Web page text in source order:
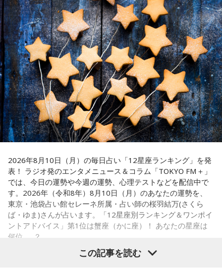
る』。そんな“静かな熱”を持って働いている人が多いです。こ
のサブメッセージには、そうした思いが込められていると思
っています」と語ります。
そして、最後に国家公務員の仕事について、「誰かの日常を
守ることでもあり、日本の未来に種をまく、非常にスケール
の大きなことでもあります。目立たなくても、時間がかかっ
ても、その先に“暮らし”がある。だからこそ、大きなやりがい
があります。『国のミライをつくる、唯一無二の挑戦があ
る』という言葉の意味を、今回のお話から少しでも感じてい
ただけたらうれしいです」と話していました。
番組のエンディングでは、杉浦と松井が今回学んだ「国家公
務員の魅力」について復習。2人が特に注目した点をピックア
ップして発表します。まず、杉浦は府省横断チームのブラン
ドメッセージでもある“国のミライをつくる、唯一無二の挑戦
がある”をスケッチブックに書きました。一方、松井はそのサ
ブメッセージ「6つの種」の1つである“主語は「日本」対象は
「国民」 日本まるごと、自分ごと”とスケッチブックに書きま
した。そして、改めて杉浦は「国家公務員の仕事について詳
しくしりたい方は、人事院のホームページ内にある、 国家公
務員ガイド
をご覧ください」と呼びかけました。
が）いると思う。
奥迫：なるほど！
江原：うん。もう、色んなところを物色して、（49歳）にも
なって何かチャラチャラと「俺様はモテるな～」なんて（勘
違いしているのでしょう）。アホな高校教師ですわ。社会性
がないのね、こういう人ってね。だけど、こんな男と結婚し
なくて良かったじゃない。
奥迫：良かったですよ！ もう、それを糧にして前を向いて。
江原：そうですよ。美しくそのまま去って、自分から捨てる
奥迫：カツ丼（笑）！ 良いですね！
江原：あんみつも付けちゃって。お酒を飲めるならビールも
カッとお腹に流し込んで、「ごちそうさん！」とか言って
ね、蕎麦屋さんで（笑）。それで良いと思う。
奥迫：良いですね。すっきりします！
江原：これ以上、こんな男と関わっていたら自分が腐る。だ
の世界観やキャラクターの魅力を活かした投稿コーナー、楽
曲企画などを展開し、『カリスマ』ならではのラジオをお届
けします。
■『めちゃめちゃカリスマなラジオ』番組公式チャンネルが
QloveRにオープン
ラジオ番組の放送開始に伴い、文化放送のオリジナル配信プ
ラットフォーム「QloveR（クローバー）」にて『めちゃめち
ゃカリスマなラジオ』の番組公式チャンネルがオープンする
ことも決定。番組公式チャンネルでは、地上波放送のアーカ
イブ配信に加え、ここでしか聴くことのできないアフタート
ークや、不定期で実施する会員限定生配信など、番組をより
楽しめる限定コンテンツを順次配信します。
さらに、9月30日（水)までにご入会いただいた方には、早期
入会特典として、文化放送の入館証をモチーフにしたオリジ
ナルステッカーをプレゼント。七人それぞれのキャラクター
デザインの中から、お好きなデザインを1種類お選びいただけ
2026年8月10日（月）の毎日占い「12星座ランキング」を発
表！ ラジオ発のエンタメニュース＆コラム「TOKYO FM＋」
では、今日の運勢や今週の運勢、心理テストなどを配信中で
す。2026年（令和8年）8月10日（月）のあなたの運勢を、
東京・池袋占い館セレーネ所属・占い師の桜羽結万(さくら
ば・ゆま)さんが占います。「12星座別ランキング＆ワンポイ
ントアドバイス」第1位は蟹座（かに座）！ あなたの星座は
何位……？
この記事を読む